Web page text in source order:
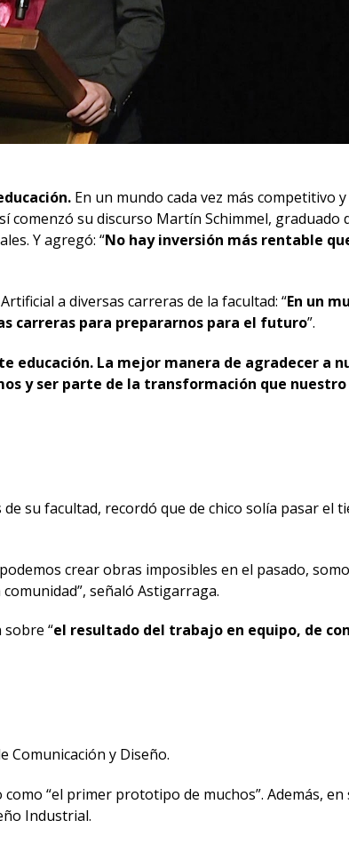
En un mundo cada vez más competitivo
su discurso Martín Schimmel, graduado
Y agregó: “No hay inversión más rentable
a diversas carreras de la facultad: “En un
carreras para prepararnos para el futuro”.
La mejor manera de agradecer a
y ser parte de la transformación que
su facultad, recordó que de chico solía pasar el
crear obras imposibles en el pasado,
señaló Astigarraga.
“el resultado del trabajo en equipo, de
Comunicación y Diseño.
“el primer prototipo de muchos”. Además,
Industrial.